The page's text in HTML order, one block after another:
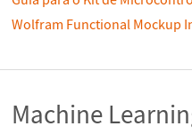
Wolfram Functional Mockup
Machine